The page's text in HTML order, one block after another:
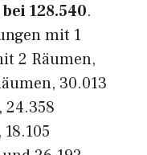
128.540.
mit 1
2 Räumen,
30.013
24.358